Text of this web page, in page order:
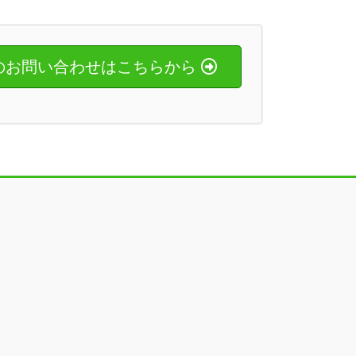
問い合わせはこちらから